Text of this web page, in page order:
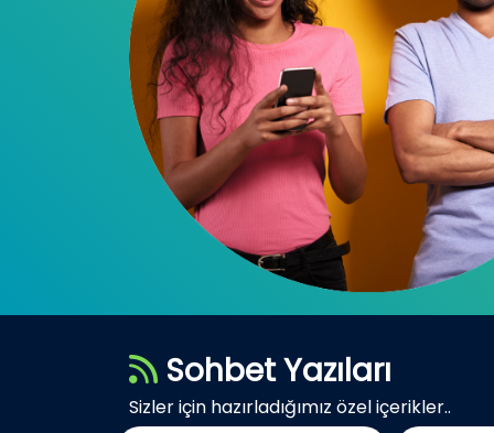
Sohbet Yazıları
Sizler için hazırladığımız özel içerikler..